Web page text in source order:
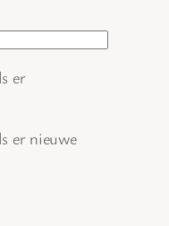
er
er nieuwe